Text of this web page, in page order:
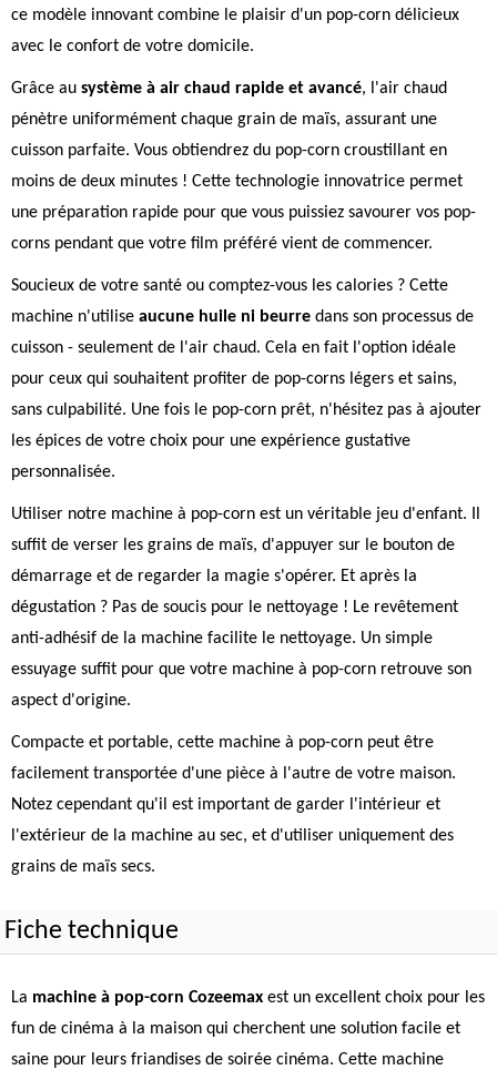
ce modèle innovant combine le plaisir d'un pop-corn délicieux
avec le confort de votre domicile.
Grâce au système à air chaud rapide et avancé, l'air chaud
pénètre uniformément chaque grain de maïs, assurant une
cuisson parfaite. Vous obtiendrez du pop-corn croustillant en
moins de deux minutes ! Cette technologie innovatrice permet
une préparation rapide pour que vous puissiez savourer vos pop-
corns pendant que votre film préféré vient de commencer.
Soucieux de votre santé ou comptez-vous les calories ? Cette
machine n'utilise aucune huile ni beurre dans son processus de
cuisson - seulement de l'air chaud. Cela en fait l'option idéale
pour ceux qui souhaitent profiter de pop-corns légers et sains,
sans culpabilité. Une fois le pop-corn prêt, n'hésitez pas à ajouter
les épices de votre choix pour une expérience gustative
personnalisée.
Utiliser notre machine à pop-corn est un véritable jeu d'enfant. Il
suffit de verser les grains de maïs, d'appuyer sur le bouton de
démarrage et de regarder la magie s'opérer. Et après la
dégustation ? Pas de soucis pour le nettoyage ! Le revêtement
anti-adhésif de la machine facilite le nettoyage. Un simple
essuyage suffit pour que votre machine à pop-corn retrouve son
aspect d'origine.
Compacte et portable, cette machine à pop-corn peut être
facilement transportée d'une pièce à l'autre de votre maison.
Notez cependant qu'il est important de garder l'intérieur et
l'extérieur de la machine au sec, et d'utiliser uniquement des
grains de maïs secs.
Fiche technique
La machine à pop-corn Cozeemax est un excellent choix pour les
fun de cinéma à la maison qui cherchent une solution facile et
saine pour leurs friandises de soirée cinéma. Cette machine